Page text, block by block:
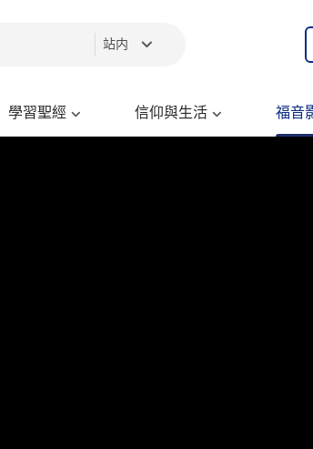
站内
學習聖經 信仰與生活 福音